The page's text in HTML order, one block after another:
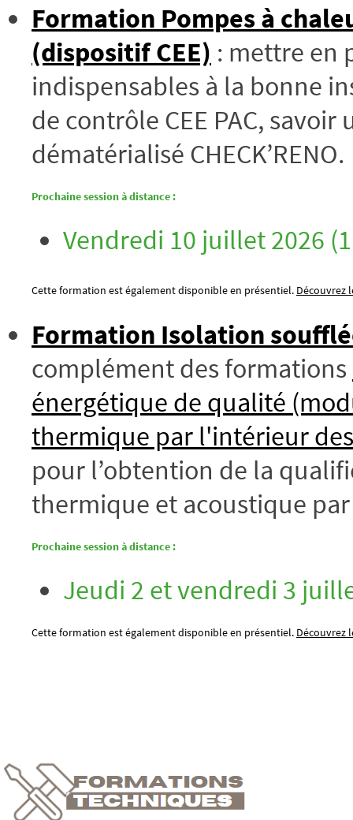
Formation Pompes à
(dispositif CEE) : mettre en
indispensables à la bonne
de contrôle CEE PAC,
dématérialisé CHECK’RENO.
Prochaine session à distance :
Vendredi 10 juillet 2026
Cette formation est également disponible en présentiel. Découvrez
Formation Isolation
complément des formations
énergétique de qualité
thermique par l'intérieur
pour l’obtention de la
thermique et acoustique
Prochaine session à distance :
Jeudi 2 et vendredi 3
Cette formation est également disponible en présentiel. Découvrez